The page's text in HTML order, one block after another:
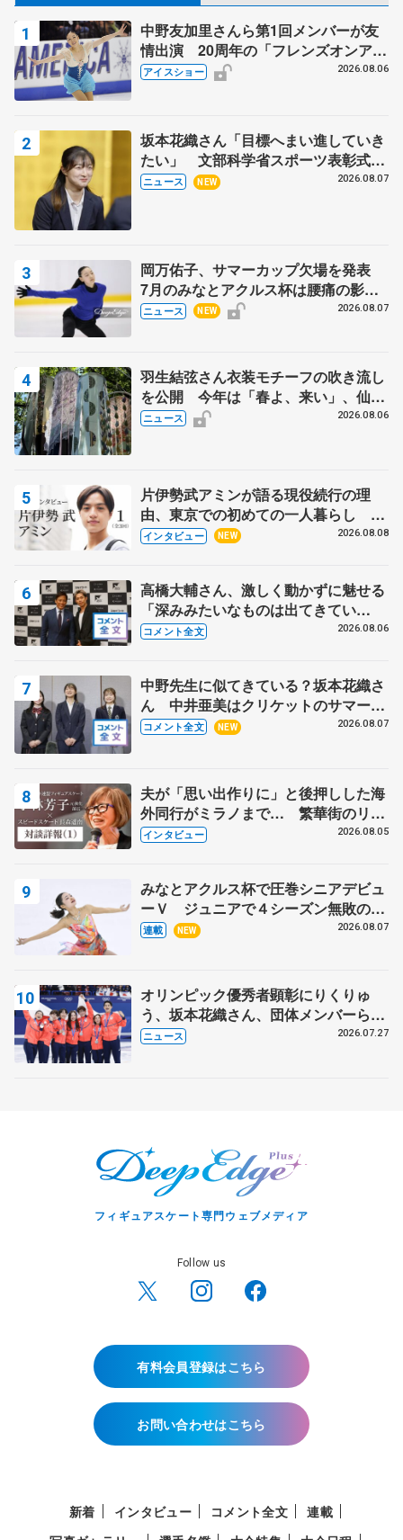
中野友加里さんら第1回メンバーが友
情出演 20周年の「フレンズオンアイ
ス」 宮本賢二さん、有川梨絵さん、
アイスショー 2026.08.06
坂本花織さん「目標へまい進していき
たい」 文部科学省スポーツ表彰式で
代表謝辞
ニュース NEW 2026.08.07
岡万佑子、サマーカップ欠場を発表
7月のみなとアクルス杯は腰痛の影響
で
ニュース NEW 2026.08.07
羽生結弦さん衣装モチーフの吹き流し
を公開 今年は「春よ、来い」、仙台
の瑞鳳殿
ニュース 2026.08.06
片伊勢武アミンが語る現役続行の理
由、東京での初めての一人暮らし 注
目スケーターの「今」に迫る
インタビュー NEW 2026.08.08
高橋大輔さん、激しく動かずに魅せる
「深みみたいなものは出てきてい
る？」 〝兄さん〟と慕うレジェンド
コメント全文 2026.08.06
中野先生に似てきている？坂本花織さ
ん 中井亜美はクリケットのサマーキ
ャンプに 島田麻央はたくさん試合に
コメント全文 NEW 2026.08.07
夫が「思い出作りに」と後押しした海
外同行がミラノまで… 繁華街のリン
クでは不良のお兄さんも味方に 小林
インタビュー 2026.08.05
みなとアクルス杯で圧巻シニアデビュ
ーＶ ジュニアで４シーズン無敗の島
田麻央
連載 NEW 2026.08.07
オリンピック優秀者顕彰にりくりゅ
う、坂本花織さん、団体メンバーら
8月7日に文科省が表彰式、ブルーノ・
ニュース 2026.07.27
フィギュアスケート専門ウェブメディア
Follow us
有料会員登録はこちら
お問い合わせはこちら
新着 インタビュー コメント全文
連載